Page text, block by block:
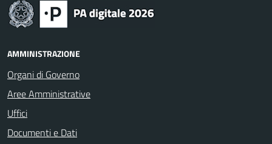
AMMINISTRAZIONE
Organi di Governo
Aree Amministrative
Uffici
Documenti e Dati